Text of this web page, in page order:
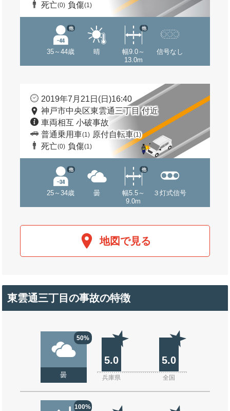
死亡(0) 負傷(1)
35～44歳
他
晴
幅9.0～
13.0m
他
信号なし
2019年7月21日(日)16:40
神戸市中央区東雲通三丁目 付近
車両相互 小破事故
普通乗用車(1) 原付自転車(1)
死亡(0) 負傷(1)
25～34歳
他
曇
幅5.5～
9.0m
他
３灯式信号
地図で見る
東雲通三丁目の事故の特徴
50%
曇
5.0 5.0
兵庫県 全国
100%